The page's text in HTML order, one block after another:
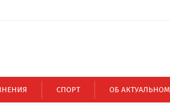
СПОРТ ОБ АКТУАЛЬНОМ